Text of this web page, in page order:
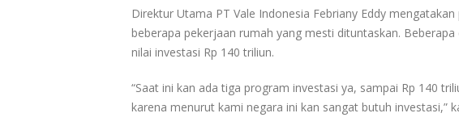
Direktur Utama PT Vale Indonesia Febriany Eddy
beberapa pekerjaan rumah yang mesti dituntaskan.
nilai investasi Rp 140 triliun.
“Saat ini kan ada tiga program investasi ya, sampai Rp 140
karena menurut kami negara ini kan sangat butuh investasi,”